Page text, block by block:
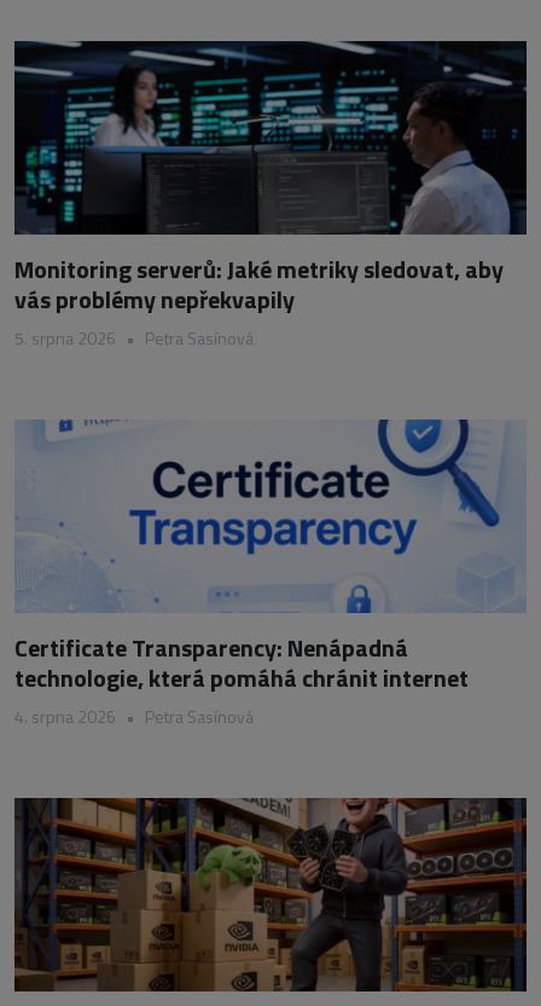
Monitoring serverů: Jaké metriky sledovat, aby
vás problémy nepřekvapily
5. srpna 2026 • Petra Sasínová
Certificate Transparency: Nenápadná
technologie, která pomáhá chránit internet
4. srpna 2026 • Petra Sasínová